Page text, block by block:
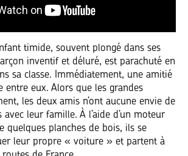
timide, souvent plongé dans ses
inventif et déluré, est parachuté en
sa classe. Immédiatement, une amitié
entre eux. Alors que les grandes
les deux amis n’ont aucune envie de
avec leur famille. À l’aide d’un moteur
quelques planches de bois, ils se
leur propre « voiture » et partent à